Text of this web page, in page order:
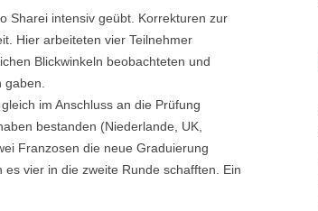
Sharei intensiv geübt. Korrekturen zur
Hier arbeiteten vier Teilnehmer
Blickwinkeln beobachteten und
im Anschluss an die Prüfung
bestanden (Niederlande, UK,
Franzosen die neue Graduierung
vier in die zweite Runde schafften. Ein